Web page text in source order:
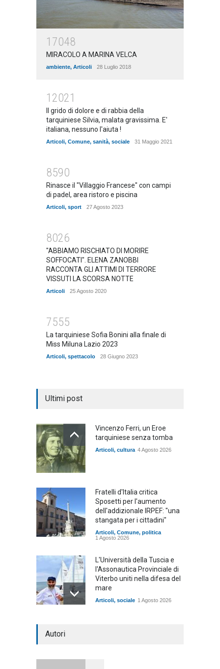
17048
MIRACOLO A MARINA VELCA
ambiente, Articoli 28 Luglio 2018
12021
Il grido di dolore e di rabbia della
tarquiniese Silvia, malata gravissima. E'
italiana, nessuno l'aiuta !
Articoli, Comune, sanità, sociale 31 Maggio 2021
8590
Rinasce il "Villaggio Francese" con campi
di padel, area ristoro e piscina
Articoli, sport 27 Agosto 2023
8026
"ABBIAMO RISCHIATO DI MORIRE
SOFFOCATI". ELENA ZANOBBI
RACCONTA GLI ATTIMI DI TERRORE
VISSUTI LA SCORSA NOTTE
Articoli 25 Agosto 2020
7555
La tarquiniese Sofia Bonini alla finale di
Miss Miluna Lazio 2023
Articoli, spettacolo 28 Giugno 2023
Ultimi post
Vincenzo Ferri, un Eroe
tarquiniese senza tomba
Articoli, cultura 4 Agosto 2026
Fratelli d'Italia critica
Sposetti per l'aumento
dell'addizionale IRPEF: "una
stangata per i cittadini"
Articoli, Comune, politica
1 Agosto 2026
L'Università della Tuscia e
l'Assonautica Provinciale di
Viterbo uniti nella difesa del
mare
Articoli, sociale 1 Agosto 2026
Autori